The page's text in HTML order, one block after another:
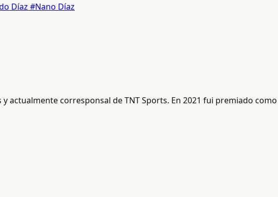
Díaz #Nano Díaz
actualmente corresponsal de TNT Sports. En 2021 fui premiado como